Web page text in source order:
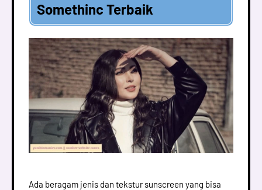
Somethinc Terbaik
Ada beragam jenis dan tekstur sunscreen yang bisa